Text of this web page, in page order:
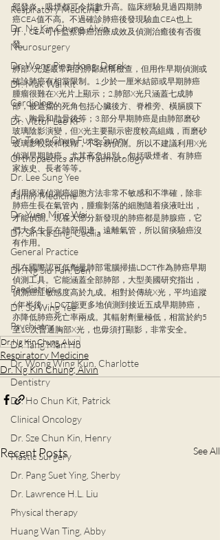
Respiratory Medicine
Dr. Ng Kin Chung, Alvin
Neurosurgery
Dr. Wong Ping Hong, Derek
Dr. Mak Wai Kit
Cardiology
Dr. Victor Lee KF
Dr. Tsang Chun Fung, Sunny
Orthopaedics and Traumatology
Dr. Lee Sung Yee
Family Medicine
Dr. Yuen Ming Wai
Dr. Sin Ka Ling, Cecilia
General Practice
Dr. Ng Siu Pan, Ben
Paediatrics
Dr. So Wing Yee
Psychiatry
Dr. Tang Man Ho
Dr. Wong Wing Kun, Charlotte
Dentistry
Dr. Ho Chun Kit, Patrick
Clinical Oncology
Dr. Sze Chun Kin, Henry
Plastic Surgery
Dr. Pang Suet Ying, Sherby
Dr. Lawrence H.L. Liu
Physical therapy
Huang Wan Ting, Abby
部發炎、吸煙都可令指數升高。臨床經驗見過四期肺
癌CEA值不高。不過確診肺癌後發現驗血CEA也上
升，CEA可作監察肺癌治療成效及偵測治癒後有否復
發。
肺部X光是最常用的肺部結構檢查，但用作早期偵測或
確診肺癌有相當限制。1.少於一厘米結節或早期肺癌
腫瘤很難在X光片上顯示；2.肺部X光只涵蓋七成肺
部，被遮擋的死角包括心臟後方、脊椎旁、橫膈膜下
方、胸骨和肋骨後等；3.部分早期肺癌是由肺部磨砂
玻璃陰影演變，但X光主要顯示密度較高組織，而磨砂
玻璃影較淡和模糊，不容易偵測。所以不建議利用X光
偵測早期肺癌，尤其高危組別，包括吸煙者、有肺癌
家族史、長者等等。
利用痰液偵測癌細胞方法非常不敏感和不準確，除非
肺癌生長在氣管內，腫瘤剝落的細胞隨着痰液吐出，
才能偵測。現在大部分新發現的肺癌都是肺腺癌，它
們大多生長在肺部周邊，遠離氣管，所以留痰驗癌沒
有作用。
現在國際認可低劑量肺部電腦掃描LDCT作為肺癌早期
偵測工具。它能涵蓋全部肺部，大型美國研究指出，
偵測癌症敏感度高於九成。相對於傳統X光，平均追蹤
6年半後，LDCT能更多地偵測到接近五成早期肺癌，
亦降低肺癌死亡率兩成。其輻射劑量極低，相當於約5
至10次普通胸部X光，也毋須打顯影，非常安全。
Dr. Ng Kin Chung, Alvin
Respiratory Medicine
Dr. Ng Kin Chung, Alvin
Recent Posts See All